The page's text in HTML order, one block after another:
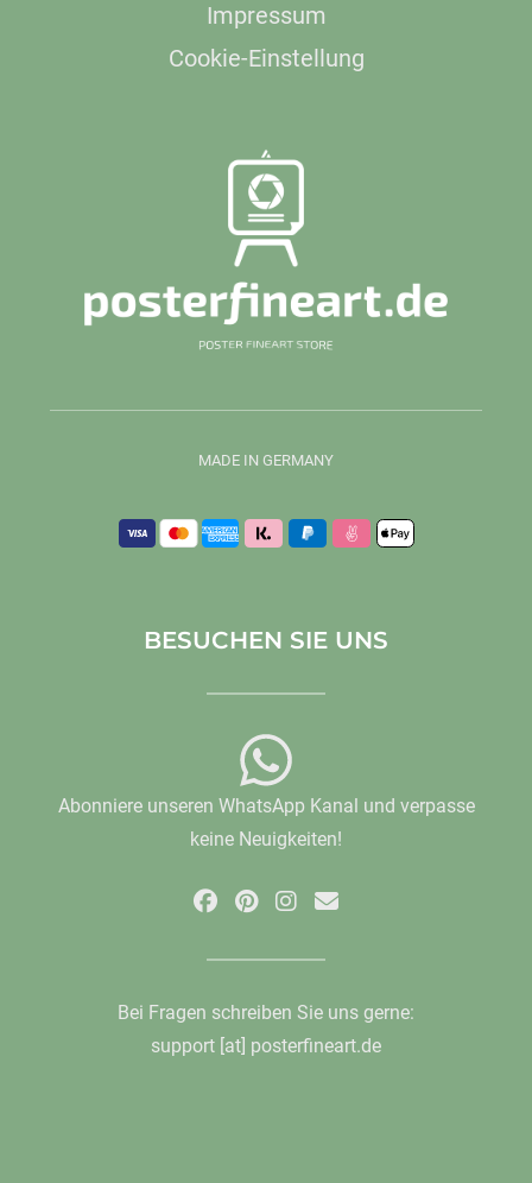
Impressum
Cookie-Einstellung
MADE IN GERMANY
BESUCHEN SIE UNS
Abonniere unseren WhatsApp Kanal und verpasse
keine Neuigkeiten!
Bei Fragen schreiben Sie uns gerne:
support [at] posterfineart.de